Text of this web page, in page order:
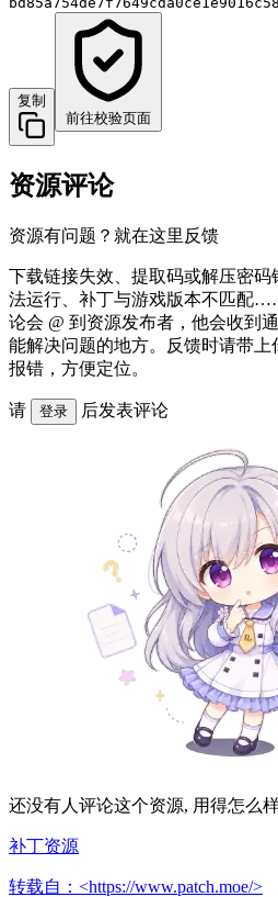
复制
前往校验页面
资源评论
资源有问题？就在这里反馈
下载链接失效、提取码或解压密
法运行、补丁与游戏版本不匹配
论会 @ 到资源发布者，他会收到
能解决问题的地方。反馈时请带
报错，方便定位。
请 登录 后发表评论
还没有人评论这个资源, 用得怎么
补丁资源
转载自：<https://www.patch.moe/>